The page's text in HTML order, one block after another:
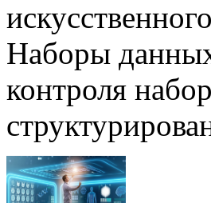
Наборы
контроля